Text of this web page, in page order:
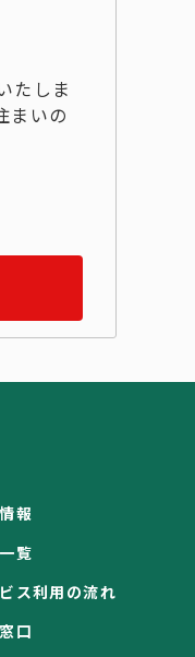
たしま
まいの
報
覧
ス利用の流れ
口